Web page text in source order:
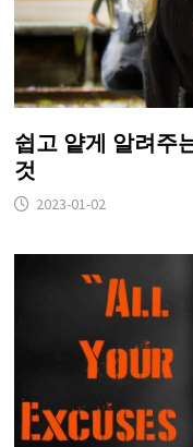
쉽고 얕게 알려주
것
2023-01-02